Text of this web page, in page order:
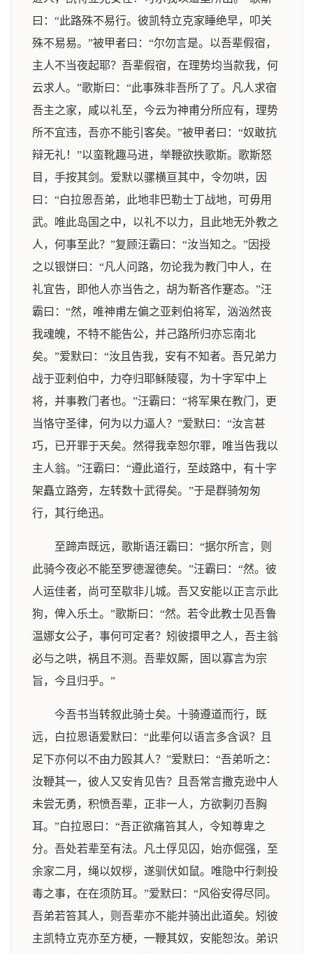
曰：“此路殊不易行。彼凯特立克家睡绝早，叩关
殊不易易。”被甲者曰：“尔勿言是。以吾辈假宿，
主人不当夜起耶？吾辈假宿，在理势均当款我，何
云求人。”歌斯曰：“此事殊非吾所了了。凡人求宿
吾主之家，咸以礼至，今云为神甫分所应有，理势
所不宜违，吾亦不能引客矣。”被甲者曰：“奴敢抗
辩无礼！”以蛮靴趣马进，举鞭欲抶歌斯。歌斯怒
目，手按其剑。爱默以骡横亘其中，令勿哄，因
曰：“白拉恩吾弟，此地非巴勒士丁战地，可毋用
武。唯此岛国之中，以礼不以力，且此地无外教之
人，何事至此？”复顾汪霸曰：“汝当知之。”因授
之以银饼曰：“凡人问路，勿论我为教门中人，在
礼宜告，即他人亦当告之，胡为靳吝作蹇态。”汪
霸曰：“然，唯神甫左偏之亚剌伯将军，汹汹然丧
我魂魄，不特不能告公，并己路所归亦忘南北
矣。”爱默曰：“汝且告我，安有不知者。吾兄弟力
战于亚剌伯中，力夺归耶稣陵寝，为十字军中上
将，并事教门者也。”汪霸曰：“将军果在教门，更
当恪守圣律，何为以力逼人？”爱默曰：“汝言甚
巧，已开罪于天矣。然得我幸恕尔罪，唯当告我以
主人翁。”汪霸曰：“遵此道行，至歧路中，有十字
架矗立路旁，左转数十武得矣。”于是群骑匆匆
行，其行绝迅。
至蹄声既远，歌斯语汪霸曰：“据尔所言，则
此骑今夜必不能至罗德渥德矣。”汪霸曰：“然。彼
人运佳者，尚可至歇非儿城。吾又安能以正言示此
狗，俾入乐土。”歌斯曰：“然。若令此教士见吾鲁
温娜女公子，事何可定者？矧彼擐甲之人，吾主翁
必与之哄，祸且不测。吾辈奴厮，固以寡言为宗
旨，今且归乎。”
今吾书当转叙此骑士矣。十骑遵道而行，既
远，白拉恩语爱默曰：“此辈何以语言多含讽？且
足下亦何以不由力殴其人？”爱默曰：“吾弟听之：
汝鞭其一，彼人又安肯见告？且吾常言撒克逊中人
未尝无勇，积愤吾辈，正非一人，方欲剚刃吾胸
耳。”白拉恩曰：“吾正欲痛笞其人，令知尊卑之
分。吾处若辈至有法。凡土俘见囚，始亦倔强，至
余家二月，绳以奴桚，遂驯伏如鼠。唯隐中行刺投
毒之事，在在须防耳。”爱默曰：“风俗安得尽同。
吾弟若笞其人，则吾辈亦不能并骑出此道矣。矧彼
主凯特立克亦至方梗，一鞭其奴，安能恕汝。弟识